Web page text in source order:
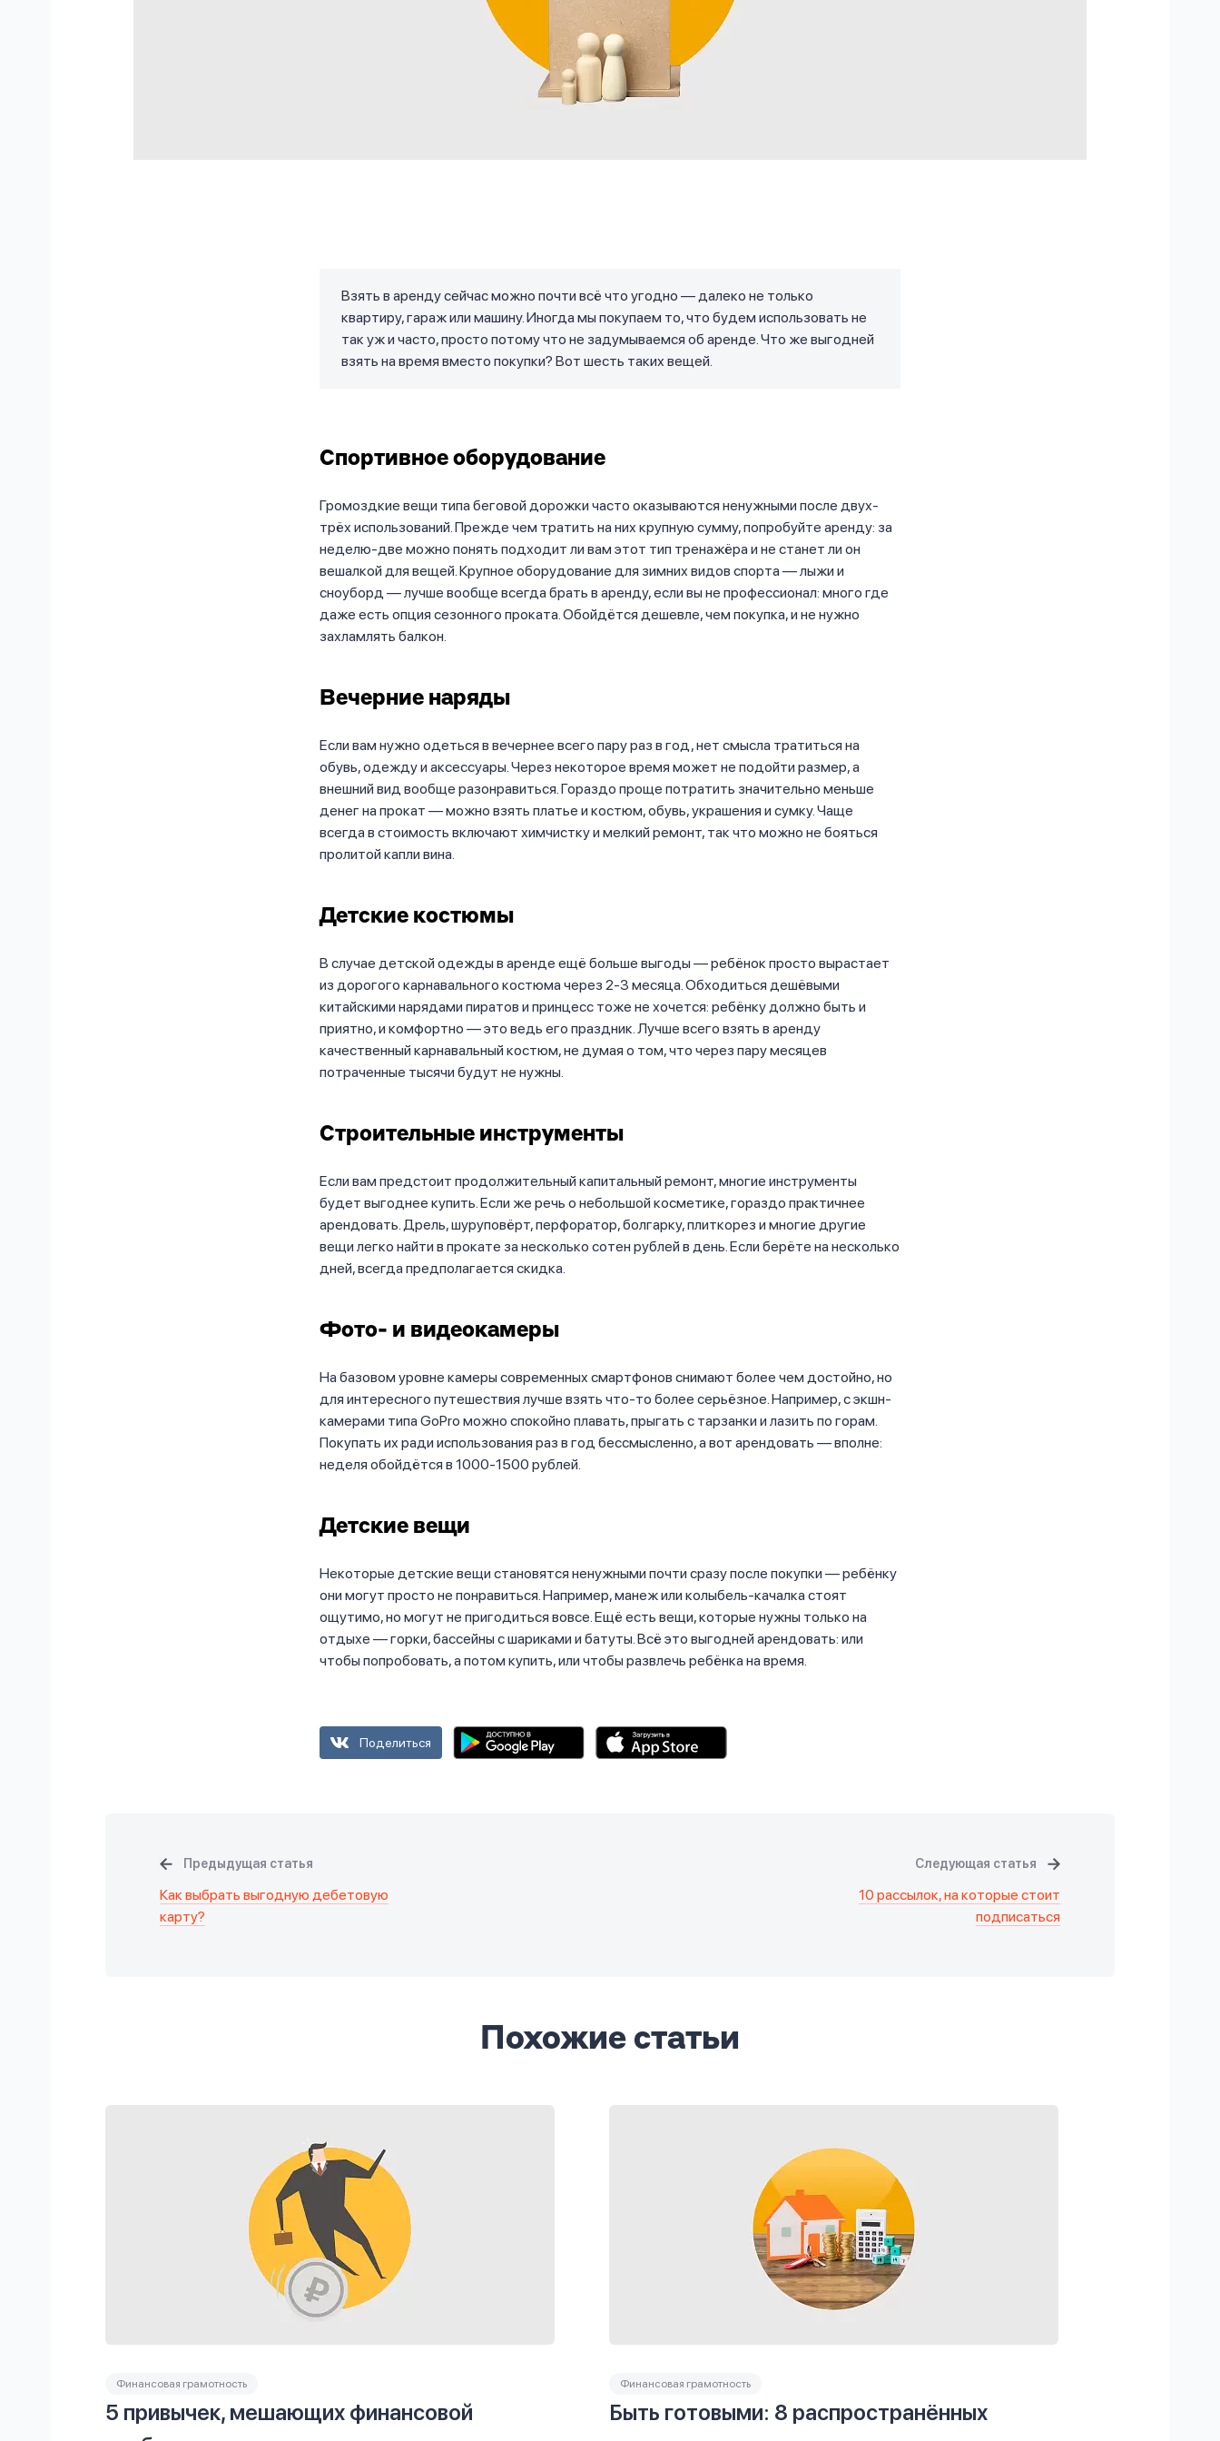
Взять в аренду сейчас можно почти всё что угодно — далеко не только
квартиру, гараж или машину. Иногда мы покупаем то, что будем использовать не
так уж и часто, просто потому что не задумываемся об аренде. Что же выгодней
взять на время вместо покупки? Вот шесть таких вещей.
Спортивное оборудование
Громоздкие вещи типа беговой дорожки часто оказываются ненужными после двух-
трёх использований. Прежде чем тратить на них крупную сумму, попробуйте аренду: за
неделю-две можно понять подходит ли вам этот тип тренажёра и не станет ли он
вешалкой для вещей. Крупное оборудование для зимних видов спорта — лыжи и
сноуборд — лучше вообще всегда брать в аренду, если вы не профессионал: много где
даже есть опция сезонного проката. Обойдётся дешевле, чем покупка, и не нужно
захламлять балкон.
Вечерние наряды
Если вам нужно одеться в вечернее всего пару раз в год, нет смысла тратиться на
обувь, одежду и аксессуары. Через некоторое время может не подойти размер, а
внешний вид вообще разонравиться. Гораздо проще потратить значительно меньше
денег на прокат — можно взять платье и костюм, обувь, украшения и сумку. Чаще
всегда в стоимость включают химчистку и мелкий ремонт, так что можно не бояться
пролитой капли вина.
Детские костюмы
В случае детской одежды в аренде ещё больше выгоды — ребёнок просто вырастает
из дорогого карнавального костюма через 2-3 месяца. Обходиться дешёвыми
китайскими нарядами пиратов и принцесс тоже не хочется: ребёнку должно быть и
приятно, и комфортно — это ведь его праздник. Лучше всего взять в аренду
качественный карнавальный костюм, не думая о том, что через пару месяцев
потраченные тысячи будут не нужны.
Строительные инструменты
Если вам предстоит продолжительный капитальный ремонт, многие инструменты
будет выгоднее купить. Если же речь о небольшой косметике, гораздо практичнее
арендовать. Дрель, шуруповёрт, перфоратор, болгарку, плиткорез и многие другие
вещи легко найти в прокате за несколько сотен рублей в день. Если берёте на несколько
дней, всегда предполагается скидка.
Фото- и видеокамеры
На базовом уровне камеры современных смартфонов снимают более чем достойно, но
для интересного путешествия лучше взять что-то более серьёзное. Например, с экшн-
камерами типа GoPro можно спокойно плавать, прыгать с тарзанки и лазить по горам.
Покупать их ради использования раз в год бессмысленно, а вот арендовать — вполне:
неделя обойдётся в 1000-1500 рублей.
Детские вещи
Некоторые детские вещи становятся ненужными почти сразу после покупки — ребёнку
они могут просто не понравиться. Например, манеж или колыбель-качалка стоят
ощутимо, но могут не пригодиться вовсе. Ещё есть вещи, которые нужны только на
отдыхе — горки, бассейны с шариками и батуты. Всё это выгодней арендовать: или
чтобы попробовать, а потом купить, или чтобы развлечь ребёнка на время.
Поделиться
Предыдущая статья
Как выбрать выгодную дебетовую
карту?
Следующая статья
10 рассылок, на которые стоит
подписаться
Похожие статьи
Финансовая грамотность
5 привычек, мешающих финансовой
Финансовая грамотность
Быть готовыми: 8 распространённых